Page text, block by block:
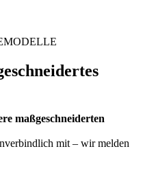
maßgeschneiderten
mit – wir melden